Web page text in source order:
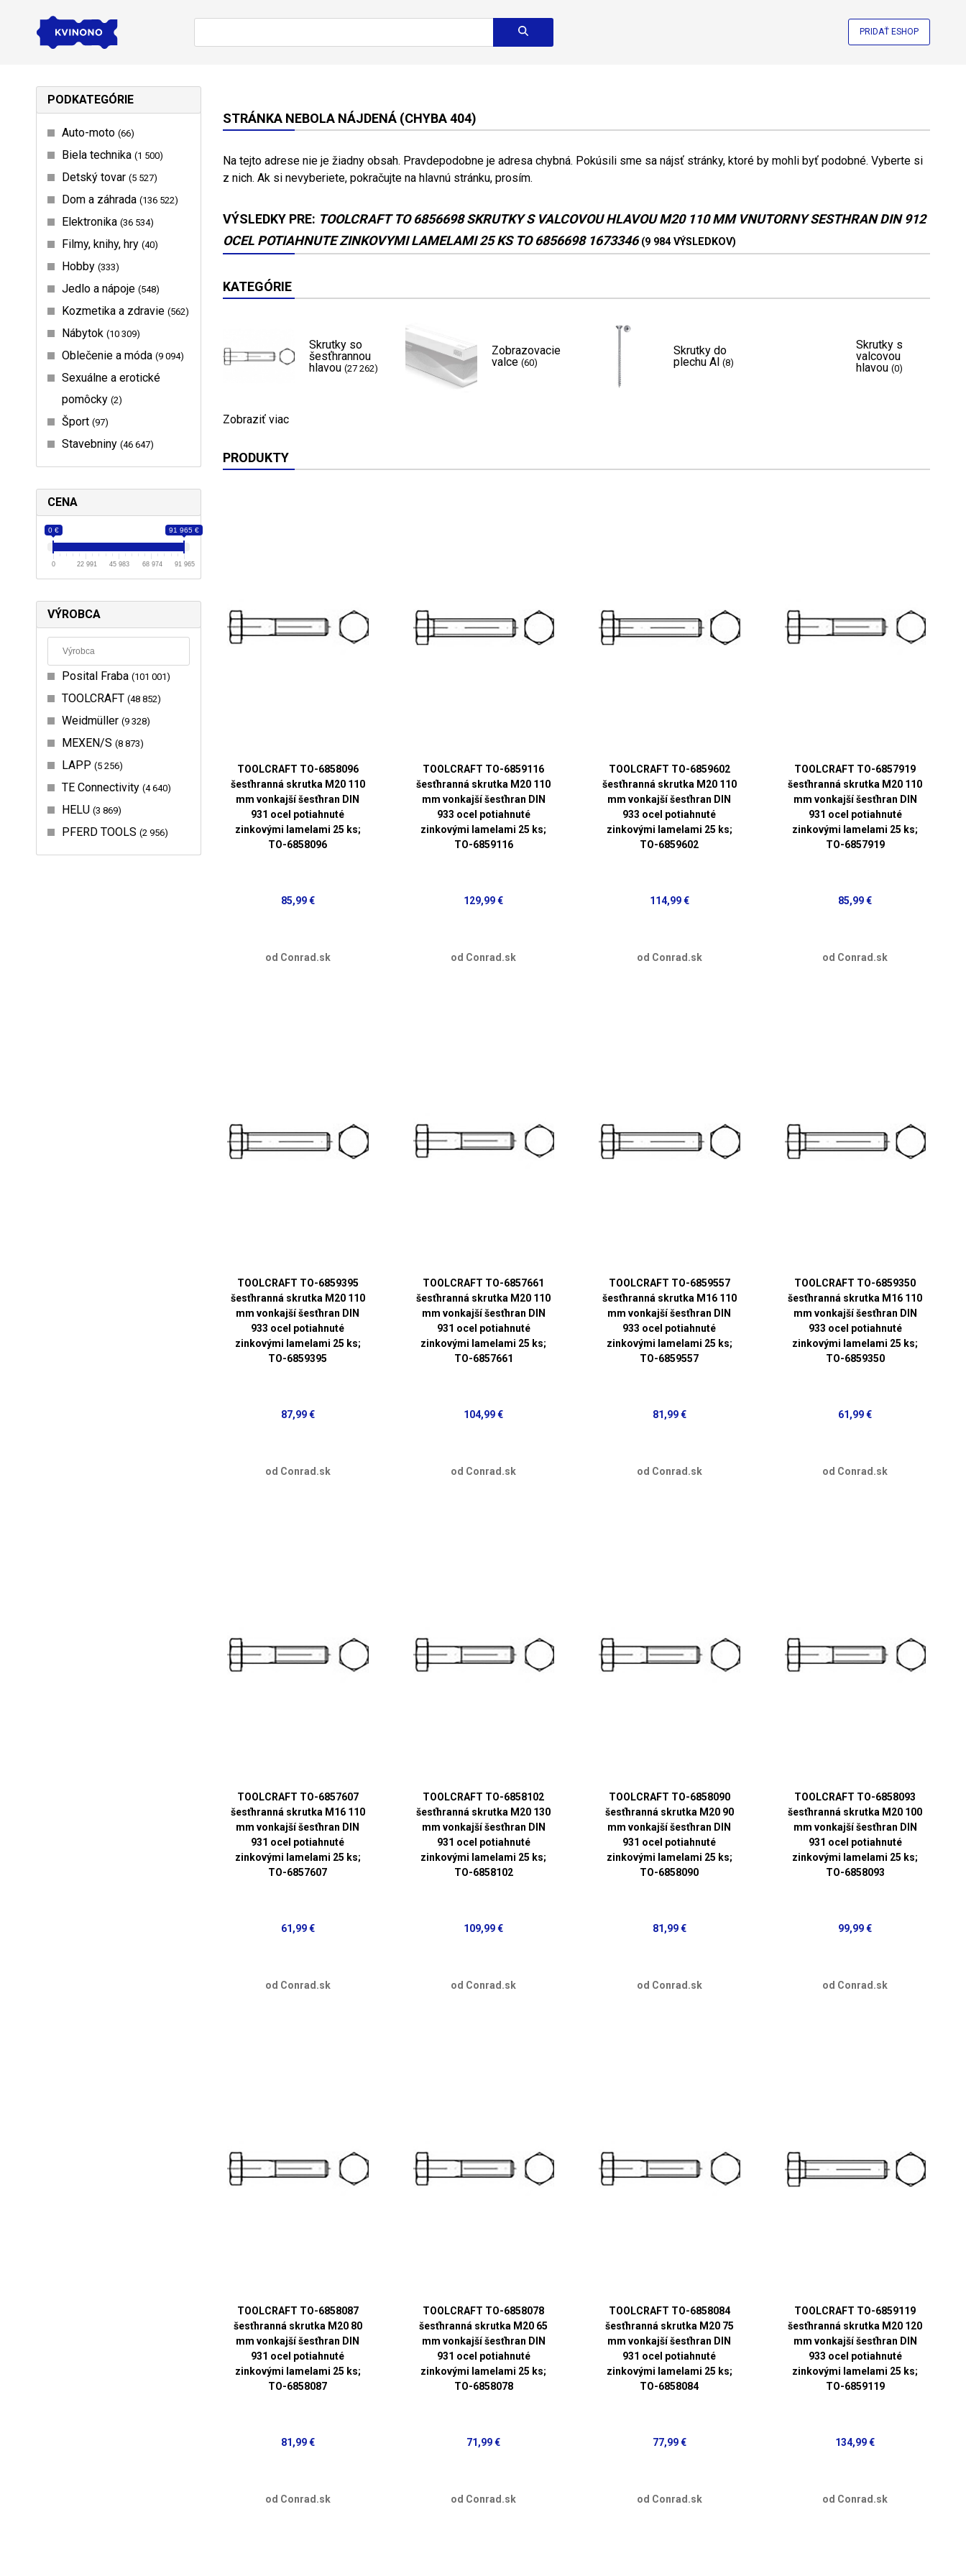
PRIDAŤ ESHOP
PODKATEGÓRIE
Auto-moto 66
Biela technika 1 500
Detský tovar 5 527
Dom a záhrada 136 522
Elektronika 36 534
Filmy, knihy, hry 40
Hobby 333
Jedlo a nápoje 548
Kozmetika a zdravie 562
Nábytok 10 309
Oblečenie a móda 9 094
Sexuálne a erotické
pomôcky 2
Šport 97
Stavebniny 46 647
CENA
0 € 91 965 €
0 22 991 45 983 68 974 91 965
VÝROBCA
Posital Fraba 101 001
TOOLCRAFT 48 852
Weidmüller 9 328
MEXEN/S 8 873
LAPP 5 256
TE Connectivity 4 640
HELU 3 869
PFERD TOOLS 2 956
STRÁNKA NEBOLA NÁJDENÁ (CHYBA 404)
Na tejto adrese nie je žiadny obsah. Pravdepodobne je adresa chybná. Pokúsili sme sa nájsť stránky, ktoré by mohli byť podobné. Vyberte si
z nich. Ak si nevyberiete, pokračujte na hlavnú stránku, prosím.
VÝSLEDKY PRE: TOOLCRAFT TO 6856698 SKRUTKY S VALCOVOU HLAVOU M20 110 MM VNUTORNY SESTHRAN DIN 912
OCEL POTIAHNUTE ZINKOVYMI LAMELAMI 25 KS TO 6856698 1673346 (9 984 VÝSLEDKOV)
KATEGÓRIE
Skrutky so
šesťhrannou
hlavou (27 262)
Zobrazovacie
valce (60)
Skrutky do
plechu Al (8)
Skrutky s
valcovou
hlavou (0)
Zobraziť viac
PRODUKTY
TOOLCRAFT TO-6858096
šesťhranná skrutka M20 110
mm vonkajší šesťhran DIN
931 ocel potiahnuté
zinkovými lamelami 25 ks;
TO-6858096
85,99 €
od Conrad.sk
TOOLCRAFT TO-6859116
šesťhranná skrutka M20 110
mm vonkajší šesťhran DIN
933 ocel potiahnuté
zinkovými lamelami 25 ks;
TO-6859116
129,99 €
od Conrad.sk
TOOLCRAFT TO-6859602
šesťhranná skrutka M20 110
mm vonkajší šesťhran DIN
933 ocel potiahnuté
zinkovými lamelami 25 ks;
TO-6859602
114,99 €
od Conrad.sk
TOOLCRAFT TO-6857919
šesťhranná skrutka M20 110
mm vonkajší šesťhran DIN
931 ocel potiahnuté
zinkovými lamelami 25 ks;
TO-6857919
85,99 €
od Conrad.sk
TOOLCRAFT TO-6859395
šesťhranná skrutka M20 110
mm vonkajší šesťhran DIN
933 ocel potiahnuté
zinkovými lamelami 25 ks;
TO-6859395
87,99 €
od Conrad.sk
TOOLCRAFT TO-6857661
šesťhranná skrutka M20 110
mm vonkajší šesťhran DIN
931 ocel potiahnuté
zinkovými lamelami 25 ks;
TO-6857661
104,99 €
od Conrad.sk
TOOLCRAFT TO-6859557
šesťhranná skrutka M16 110
mm vonkajší šesťhran DIN
933 ocel potiahnuté
zinkovými lamelami 25 ks;
TO-6859557
81,99 €
od Conrad.sk
TOOLCRAFT TO-6859350
šesťhranná skrutka M16 110
mm vonkajší šesťhran DIN
933 ocel potiahnuté
zinkovými lamelami 25 ks;
TO-6859350
61,99 €
od Conrad.sk
TOOLCRAFT TO-6857607
šesťhranná skrutka M16 110
mm vonkajší šesťhran DIN
931 ocel potiahnuté
zinkovými lamelami 25 ks;
TO-6857607
61,99 €
od Conrad.sk
TOOLCRAFT TO-6858102
šesťhranná skrutka M20 130
mm vonkajší šesťhran DIN
931 ocel potiahnuté
zinkovými lamelami 25 ks;
TO-6858102
109,99 €
od Conrad.sk
TOOLCRAFT TO-6858090
šesťhranná skrutka M20 90
mm vonkajší šesťhran DIN
931 ocel potiahnuté
zinkovými lamelami 25 ks;
TO-6858090
81,99 €
od Conrad.sk
TOOLCRAFT TO-6858093
šesťhranná skrutka M20 100
mm vonkajší šesťhran DIN
931 ocel potiahnuté
zinkovými lamelami 25 ks;
TO-6858093
99,99 €
od Conrad.sk
TOOLCRAFT TO-6858087
šesťhranná skrutka M20 80
mm vonkajší šesťhran DIN
931 ocel potiahnuté
zinkovými lamelami 25 ks;
TO-6858087
81,99 €
od Conrad.sk
TOOLCRAFT TO-6858078
šesťhranná skrutka M20 65
mm vonkajší šesťhran DIN
931 ocel potiahnuté
zinkovými lamelami 25 ks;
TO-6858078
71,99 €
od Conrad.sk
TOOLCRAFT TO-6858084
šesťhranná skrutka M20 75
mm vonkajší šesťhran DIN
931 ocel potiahnuté
zinkovými lamelami 25 ks;
TO-6858084
77,99 €
od Conrad.sk
TOOLCRAFT TO-6859119
šesťhranná skrutka M20 120
mm vonkajší šesťhran DIN
933 ocel potiahnuté
zinkovými lamelami 25 ks;
TO-6859119
134,99 €
od Conrad.sk